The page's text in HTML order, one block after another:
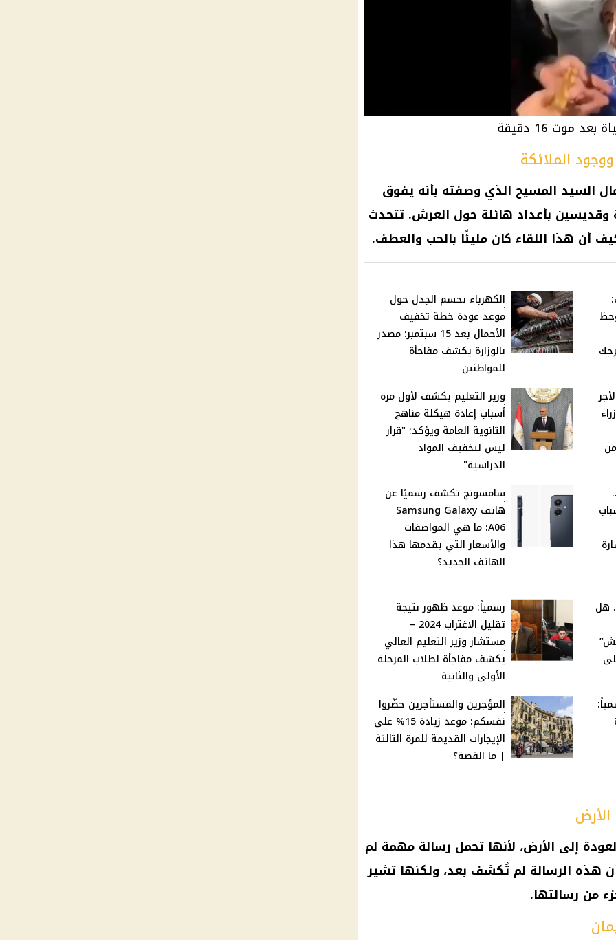
16 دقيقة
الملائكة
السيد المسيح الذي وصفته بأنه يفوق
وقديسين بأعداد هائلة حول العرش. تتحدث
أن هذا اللقاء كان مليئًا بالحب والعطف.
الكهرباء تحسم الجدل حول
موعد عودة خطة تخفيف
الأحمال بعد 15 سبتمبر: مصدر
بالوزارة يكشف مفاجأة
للمواطنين
من
وزير التعليم يكشف لأول مرة
أسباب إعادة هيكلة مناهج
الثانوية العامة ويؤكد: "قرار
ليس لتخفيف المواد
الدراسية"
سامسونج تكشف رسميًا عن
هاتف Samsung Galaxy
A06: ما هي المواصفات
والأسعار التي يقدمها هذا
الهاتف الجديد؟
هل
رسمياً: موعد ظهور نتيجة
تقليل الاغتراب 2024 –
مستشار وزير التعليم العالي
يكشف مفاجأة لطلاب المرحلة
الأولى والثانية
المؤجرين والمستأجرين حضّروا
نفسكم: موعد زيادة 15% على
الإيجارات القديمة للمرة الثالثة
| ما القصة؟
إلى الأرض، لأنها تحمل رسالة مهمة لم
الرسالة لم تُكشف بعد، ولكنها تشير
من رسالتها.